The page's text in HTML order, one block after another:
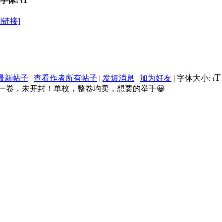
链接]
新帖子 | 查看作者所有帖子 | 发短消息 | 加为好友 | 字体大小: tT
卷，未开封！单枚，整卷均卖，想要的举手😀